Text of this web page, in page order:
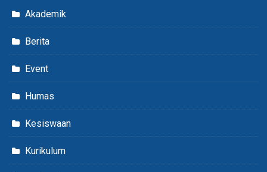
Akademik
Berita
Event
Humas
Kesiswaan
Kurikulum